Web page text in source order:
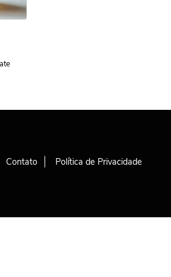
Contato Política de Privacidade